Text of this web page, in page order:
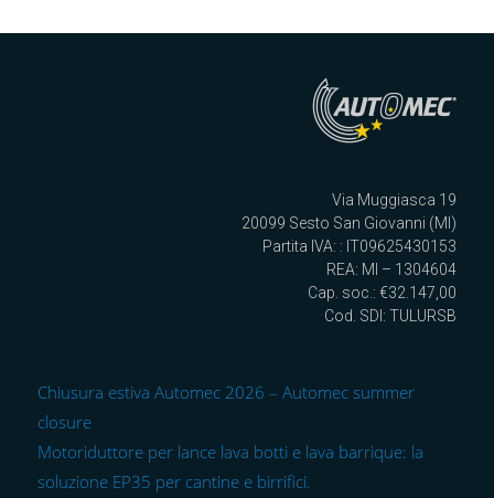
Via Muggiasca 19
20099 Sesto San Giovanni (MI)
Partita IVA: : IT09625430153
REA: MI – 1304604
Cap. soc.: €32.147,00
Cod. SDI: TULURSB
Chiusura estiva Automec 2026 – Automec summer
closure
Motoriduttore per lance lava botti e lava barrique: la
soluzione EP35 per cantine e birrifici.